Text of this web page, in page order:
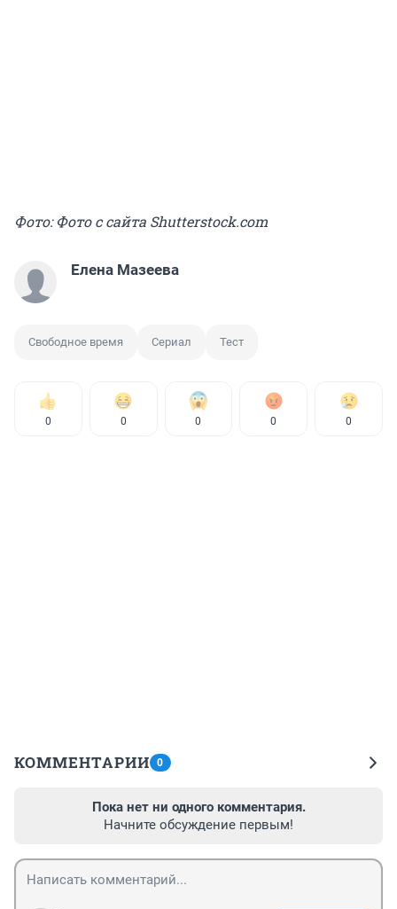
Фото: Фото с сайта Shutterstock.com
Елена Мазеева
Свободное время Сериал Тест
0 0 0 0 0
КОММЕНТАРИИ 0
Пока нет ни одного комментария.
Начните обсуждение первым!